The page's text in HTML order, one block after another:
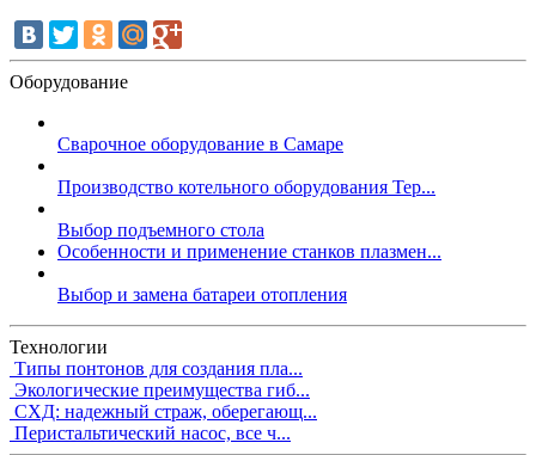
Оборудование
Сварочное оборудование в Самаре
Производство котельного оборудования Тер...
Выбор подъемного стола
Особенности и применение станков плазмен...
Выбор и замена батареи отопления
Технологии
Типы понтонов для создания пла...
Экологические преимущества гиб...
СХД: надежный страж, оберегающ...
Перистальтический насос, все ч...